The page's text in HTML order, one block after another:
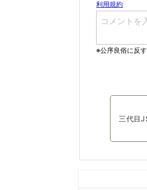
三代目